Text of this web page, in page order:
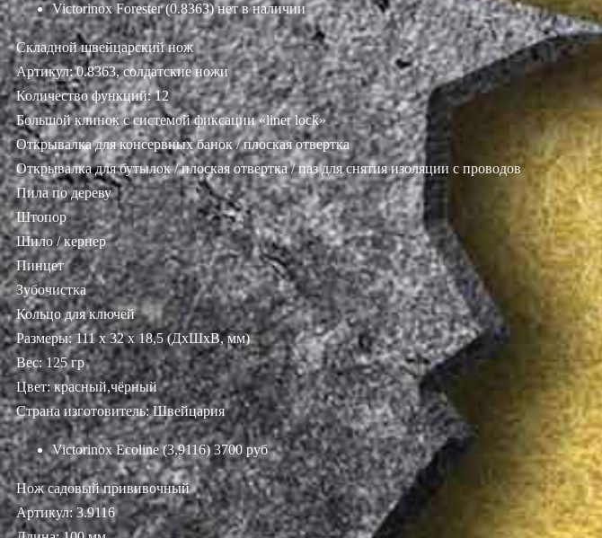
Victorinox Forester (0.8363) нет в наличии
Складной швейцарский нож
Артикул: 0.8363, солдатские ножи
Количество функций: 12
Большой клинок с системой фиксации «liner lock»
Открывалка для консервных банок / плоская отвертка
Открывалка для бутылок / плоская отвертка / паз для снятия изоляции с проводов
Пила по дереву
Штопор
Шило / кернер
Пинцет
Зубочистка
Кольцо для ключей
Размеры: 111 х 32 х 18,5 (ДхШхВ, мм)
Вес: 125 гр
Цвет: красный,чёрный
Страна изготовитель: Швейцария
Victorinox Ecoline (3,9116) 3700 руб
Нож садовый прививочный
Артикул: 3.9116